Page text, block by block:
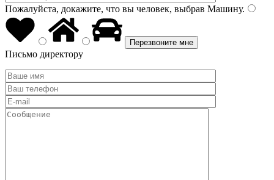
Пожалуйста, докажите, что вы человек, выбрав Машину.
Письмо директору